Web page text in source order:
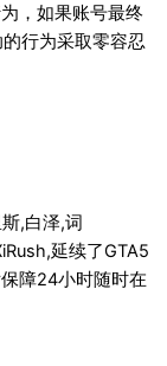
，如果账号最终
行为采取零容忍
,白泽,词
延续了GTA5
障24小时随时在